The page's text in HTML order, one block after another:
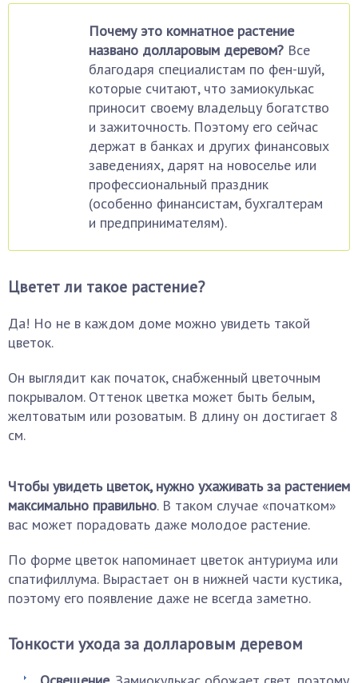
Почему это комнатное растение
названо долларовым деревом? Все
благодаря специалистам по фен-шуй,
которые считают, что замиокулькас
приносит своему владельцу богатство
и зажиточность. Поэтому его сейчас
держат в банках и других финансовых
заведениях, дарят на новоселье или
профессиональный праздник
(особенно финансистам, бухгалтерам
и предпринимателям).
Цветет ли такое растение?
Да! Но не в каждом доме можно увидеть такой
цветок.
Он выглядит как початок, снабженный цветочным
покрывалом. Оттенок цветка может быть белым,
желтоватым или розоватым. В длину он достигает 8
см.
Чтобы увидеть цветок, нужно ухаживать за растением
максимально правильно. В таком случае «початком»
вас может порадовать даже молодое растение.
По форме цветок напоминает цветок антуриума или
спатифиллума. Вырастает он в нижней части кустика,
поэтому его появление даже не всегда заметно.
Тонкости ухода за долларовым деревом